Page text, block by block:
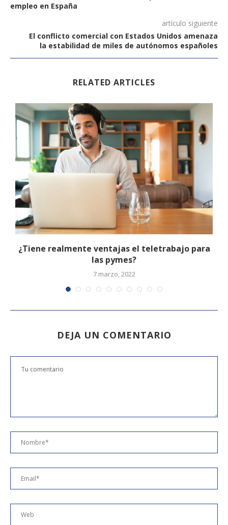
empleo en España
artículo siguiente
El conflicto comercial con Estados Unidos amenaza
la estabilidad de miles de autónomos españoles
RELATED ARTICLES
¿Tiene realmente ventajas el teletrabajo para
las pymes?
7 marzo, 2022
DEJA UN COMENTARIO